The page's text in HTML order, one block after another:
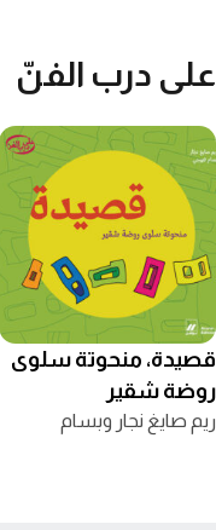
على درب الفنّ
قصيدة، منحوتة سلوى
روضة شقير
ريم صايغ نجار وبسام